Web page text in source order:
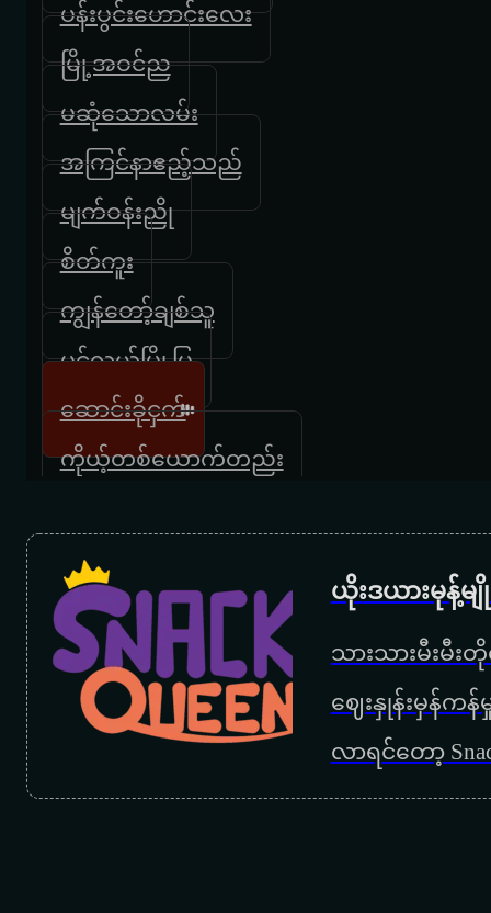
ပန်းပွင်းဟောင်းလေး
မြို့အဝင်ည
မဆုံသောလမ်း
အကြင်နာဧည့်သည်
မျက်ဝန်းညို
စိတ်ကူး
ကျွန်တော့်ချစ်သူ
ပင်လယ်မြို့ပြ
ဆောင်းခိုငှက်
ကိုယ့်တစ်ယောက်တည်း
ယိုးဒယားမုန့်
သားသားမီးမီး
ဈေးနှုန်းမှန်က
လာရင်တော့